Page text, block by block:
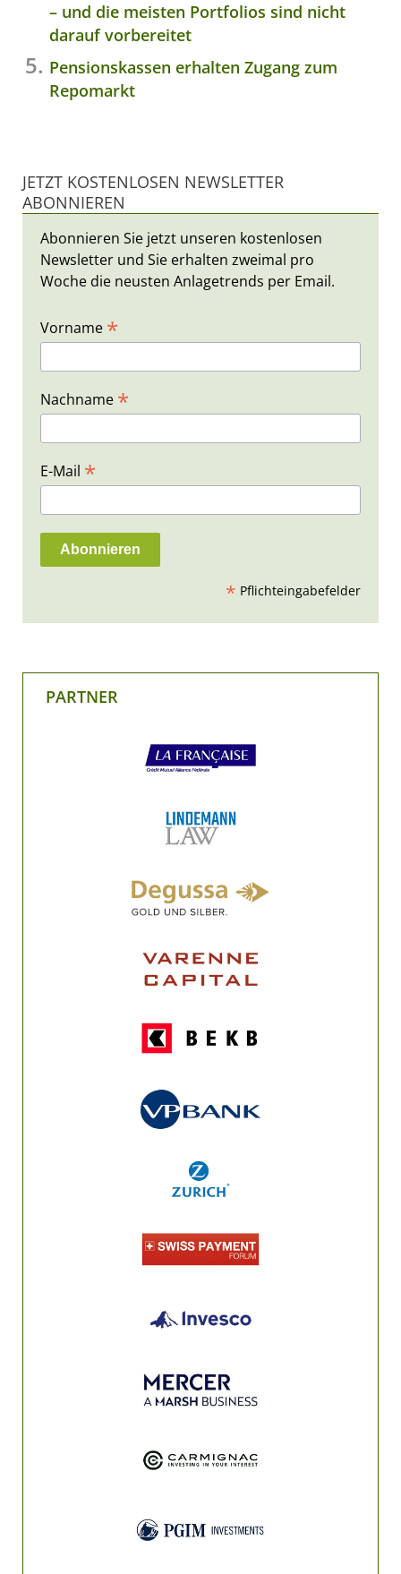
– und die meisten Portfolios sind nicht
darauf vorbereitet
Pensionskassen erhalten Zugang zum
Repomarkt
JETZT KOSTENLOSEN NEWSLETTER
ABONNIEREN
Abonnieren Sie jetzt unseren kostenlosen
Newsletter und Sie erhalten zweimal pro
Woche die neusten Anlagetrends per Email.
Vorname *
Nachname *
E-Mail *
* Pflichteingabefelder
PARTNER